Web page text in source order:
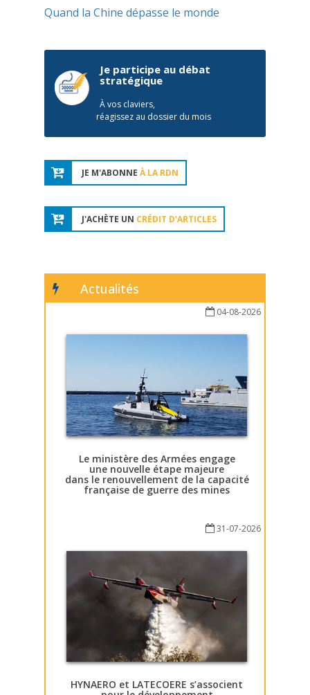
Quand la Chine dépasse le monde
Je participe au débat
stratégique
À vos claviers,
réagissez au dossier du mois
JE M'ABONNE À LA RDN
J'ACHÈTE UN CRÉDIT D'ARTICLES
Actualités
04-08-2026
Le ministère des Armées engage
une nouvelle étape majeure
dans le renouvellement de la capacité
française de guerre des mines
31-07-2026
HYNAERO et LATECOERE s’associent